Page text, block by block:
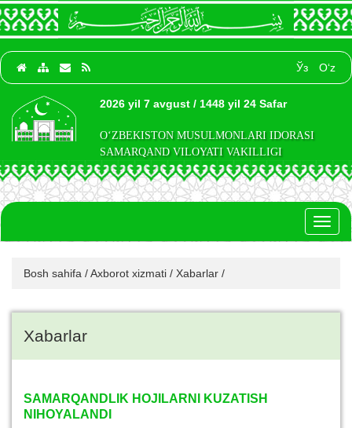
Ўз O‘z
2026 yil 7 avgust / 1448 yil 24 Safar
O‘ZBEKISTON MUSULMONLARI IDORASI
SAMARQAND VILOYATI VAKILLIGI
Bosh sahifa /Axborot xizmati / Xabarlar /
Xabarlar
SAMARQANDLIK HOJILARNI KUZATISH
NIHOYALANDI